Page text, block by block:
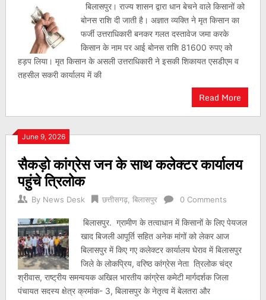
बिलासपुर। राज्य शासन द्वारा धान बेचने वाले किसानों को
बोनस राशि दी जाती है। अज्ञात व्यक्ति ने मृत किसान का
फर्जी उत्तराधिकारी बनकर गलत दस्तावेज जमा करके
किसान के नाम पर आई बोनस राशि 81600 रुपए को
हड़प लिया। मृत किसान के असली उत्तराधिकारी ने इसकी शिकायत एसडीएम व
तहसील सकरी कार्यालय में की
Read More
June 9, 2026
सैकड़ो कांग्रेस जन के साथ कलेक्टर कार्यालय
पहुंचे त्रिलोक
By News Desk छत्तीसगढ़, बिलासपुर 0 Comments
बिलासपुर. ग्रामीण के तत्वाधान में किसानों के लिए पेयजल
खाद बिजली आपूर्ति सहित अनेक मांगों को लेकर आज
बिलासपुर में किए गए कलेक्टर कार्यालय घेराव में बिलासपुर
जिले के लोकप्रिय, वरिष्ठ कांग्रेस नेता त्रिलोक चंद्र
श्रीवास, राष्ट्रीय समन्वयक अखिल भारतीय कांग्रेस कमेटी मार्गदर्शक जिला
पंचायत सदस्य क्षेत्र क्रमांक- 3, बिलासपुर के नेतृत्व में बेलतरा और